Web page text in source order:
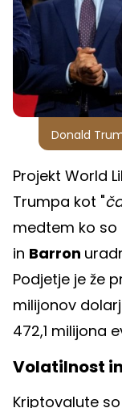
Donald
Projekt World
Trumpa kot "
medtem ko so
in Barron
Podjetje je že
milijonov
472,1 milijona
Volatilnost
Kriptovalute